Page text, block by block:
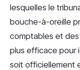
lesquelles le
bouche-à-oreille
comptables et des
plus efficace pour
soit officiellement